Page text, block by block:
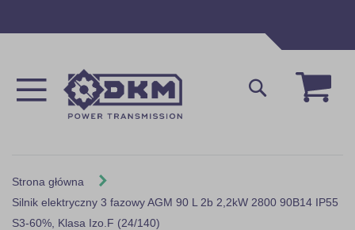
Mój
Szukaj
Strona główna
Silnik elektryczny 3 fazowy AGM 90 L 2b 2,2kW 2800 90B14 IP55
S3-60%, Klasa Izo.F (24/140)